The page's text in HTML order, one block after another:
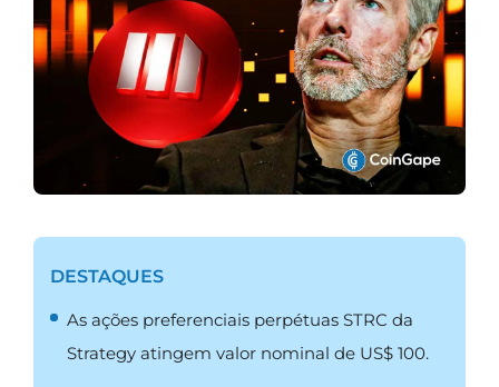
DESTAQUES
As ações preferenciais perpétuas STRC da
Strategy atingem valor nominal de US$ 100.